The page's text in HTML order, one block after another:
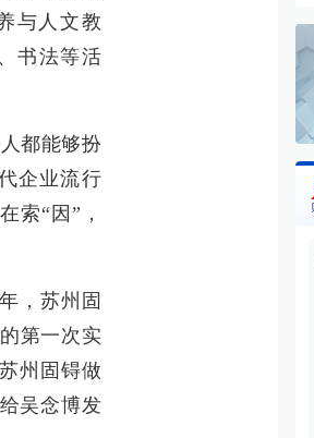
与人文教
书法等活
都能够扮
企业流行
索“因”，
，苏州固
第一次实
州固锝做
吴念博发